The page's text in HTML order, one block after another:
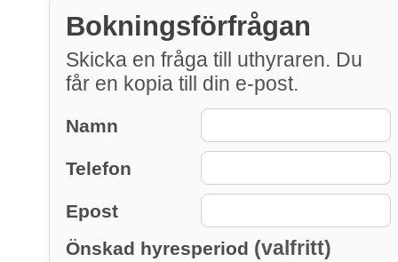
Bokningsförfrågan
Skicka en fråga till uthyraren. Du
får en kopia till din e-post.
Namn
Telefon
Epost
Önskad hyresperiod (valfritt)